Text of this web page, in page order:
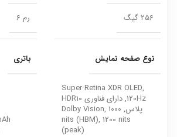
256 گیگ رم 6
نوع صفحه نمایش
Super Retina XDR OLED,
120Hz, دارای فناوری HDR10
پلاس, Dolby Vision, 1000
nits (HBM), 1200 nits
(peak)
باتری